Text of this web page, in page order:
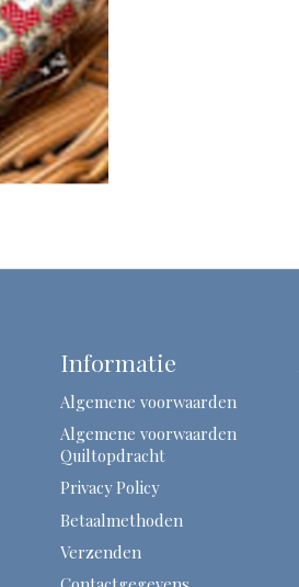
Informatie
Algemene voorwaarden
Algemene voorwaarden
Quiltopdracht
Privacy Policy
Betaalmethoden
Verzenden